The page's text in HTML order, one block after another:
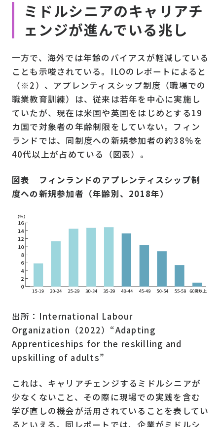
ミドルシニアのキャリアチ
ェンジが進んでいる兆し
一方で、海外では年齢のバイアスが軽減している
ことも示唆されている。ILOのレポートによると
（※2）、アプレンティスシップ制度（職場での
職業教育訓練）は、従来は若年を中心に実施し
ていたが、現在は米国や英国をはじめとする19
カ国で対象者の年齢制限をしていない。フィン
ランドでは、同制度への新規参加者の約38％を
40代以上が占めている（図表）。
図表 フィンランドのアプレンティスシップ制
度への新規参加者（年齢別、2018年）
出所：International Labour
Organization（2022）“Adapting
Apprenticeships for the reskilling and
upskilling of adults”
これは、キャリアチェンジするミドルシニアが
少なくないこと、その際に現場での実践を含む
学び直しの機会が活用されていることを表してい
るといえる。同レポートでは、企業がミドルシ